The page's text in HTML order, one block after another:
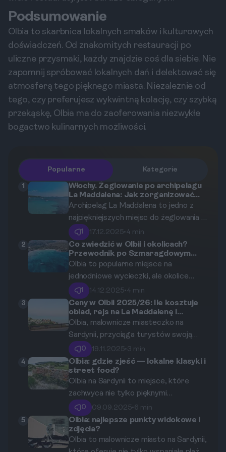
Podsumowanie
Olbia to skarbnica lokalnych smaków i kulturowych
doświadczeń. Od znakomitych restauracji po
uliczne przysmaki, każdy znajdzie coś dla siebie. Nie
zapomnij spróbować lokalnych dań i delektować się
atmosferą tego pięknego miasta. Niezależnie od
tego, czy preferujesz wykwintną kolację, czy szybką
przekąskę, Olbia ma do zaoferowania niezwykłe
bogactwo kulinarnych możliwości.
Popularne Kategorie
1
Włochy. Żeglowanie po archipelagu
La Maddalena: Jak zorganizować
rejs z Olbii?
Archipelag La Maddalena to jedno z
najpiękniejszych miejsc do żeglowania w
całej Europie. Położony u północnych
wybrzeży Sardynii, oferuje malownicze
widoki, krystalicznie czyste wody i
urokliwe plaże. W tym artykule
znajdziesz wszystko, co musisz
wiedzieć, aby zorganizować
niezapomnianą wycieczkę łodzią z Olbii,
włączając atrakcje, wskazówki
dotyczące rezerwacji oraz informacje
o tym, co zobaczyć podczas rejsu.
1 17.12.2025•4 min
2
Co zwiedzić w Olbii i okolicach?
Przewodnik po Szmaragdowym
Wybrzeżu (Costa Smeralda)
Olbia to popularne miejsce na
jednodniowe wycieczki, ale okolice
miasta oferują wiele atrakcji na
dwutygodniowy urlop. Zaledwie 7 km
od serca Olbii znajdziemy urokliwą plażę
Pittulongu, a niedaleko kolejne znane
plaże Szmaragdowego Wybrzeża oraz
archipelag La Maddalena. Odkrywaj
piękno Sardynii z naszym
przewodnikiem po Olbii i jej okolicach.
1 14.12.2025•4 min
3
Ceny w Olbii 2025/26: Ile kosztuje
obiad, rejs na La Maddalenę i
wynajem auta?
Olbia, malownicze miasteczko na
Sardynii, przyciąga turystów swoją
wyjątkową atmosferą, pięknymi
plażami i bogatą ofertą turystyczną. W
2025 i 2026 roku, w związku z
rosnącym zainteresowaniem tym
miejscem, warto przeanalizować
koszty związane z pobytem w Olbii,
które obejmują wydatki na jedzenie,
rejsy oraz wynajem samochodów.
0 19.11.2025•3 min
4
Olbia: gdzie zjeść — lokalne klasyki i
street food?
Olbia na Sardynii to miejsce, które
zachwyca nie tylko pięknymi
krajobrazami, ale przede wszystkim
kulinarnymi doznaniami. W tym wpisie
odkryjesz najlepsze miejsca na jedzenie
w Olbii, w tym lokalne klasyki i uliczne
0 09.09.2025•6 min
5
Olbia: najlepsze punkty widokowe i
zdjęcia?
Olbia to malownicze miasto na Sardynii,